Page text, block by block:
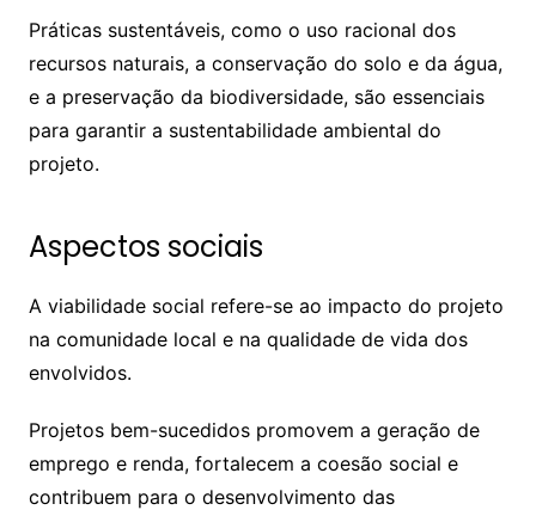
Práticas sustentáveis, como o uso racional dos
recursos naturais, a conservação do solo e da água,
e a preservação da biodiversidade, são essenciais
para garantir a sustentabilidade ambiental do
projeto.
Aspectos sociais
A viabilidade social refere-se ao impacto do projeto
na comunidade local e na qualidade de vida dos
envolvidos.
Projetos bem-sucedidos promovem a geração de
emprego e renda, fortalecem a coesão social e
contribuem para o desenvolvimento das